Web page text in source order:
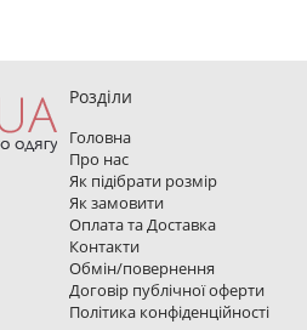
Розділи
Головна
Про нас
Як підібрати розмір
Як замовити
Оплата та Доставка
Контакти
Обмін/повернення
Договір публічної оферти
Політика конфіденційності